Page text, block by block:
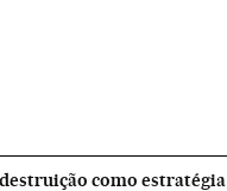
como estratégia